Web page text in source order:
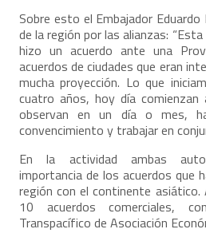
Sobre esto el Embajador Eduardo
de la región por las alianzas:
hizo un acuerdo ante una
acuerdos de ciudades que eran
mucha proyección. Lo que
cuatro años, hoy día
observan en un día o mes,
convencimiento y trabajar en
En la actividad ambas
importancia de los acuerdos que
región con el continente asiático.
10 acuerdos comerciales,
Transpacífico de Asociación